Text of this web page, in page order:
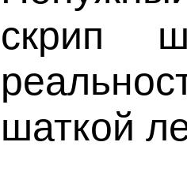
скрип
шаткой